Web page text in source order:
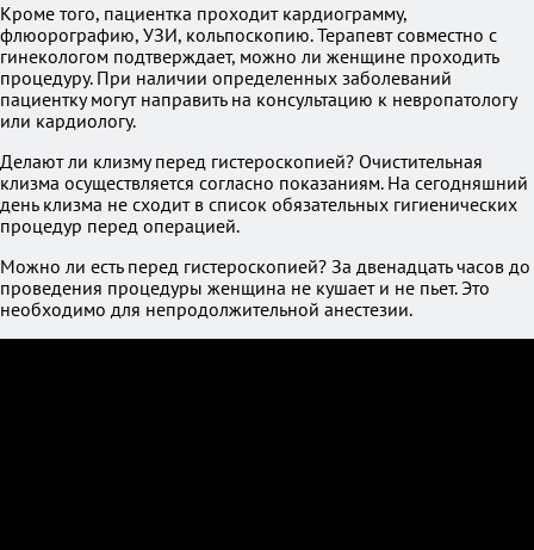
Кроме того, пациентка проходит кардиограмму,
флюорографию, УЗИ, кольпоскопию. Терапевт совместно с
гинекологом подтверждает, можно ли женщине проходить
процедуру. При наличии определенных заболеваний
пациентку могут направить на консультацию к невропатологу
или кардиологу.
Делают ли клизму перед гистероскопией? Очистительная
клизма осуществляется согласно показаниям. На сегодняшний
день клизма не сходит в список обязательных гигиенических
процедур перед операцией.
Можно ли есть перед гистероскопией? За двенадцать часов до
проведения процедуры женщина не кушает и не пьет. Это
необходимо для непродолжительной анестезии.